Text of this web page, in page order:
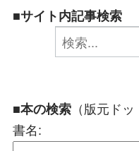
■サイト内記事検索
■本の検索 （版元ドッ
書名: